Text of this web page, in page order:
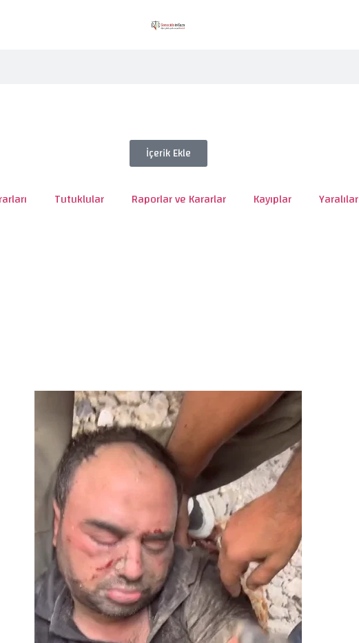
İçerik Ekle
Tutuklular Raporlar ve Kararlar Kayıplar Yaralılar